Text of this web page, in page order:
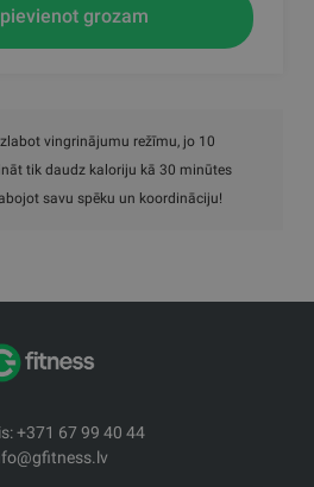
pievienot grozam
vingrinājumu režīmu, jo 10
tik daudz kaloriju kā 30 minūtes
savu spēku un koordināciju!
+371 67 99 40 44